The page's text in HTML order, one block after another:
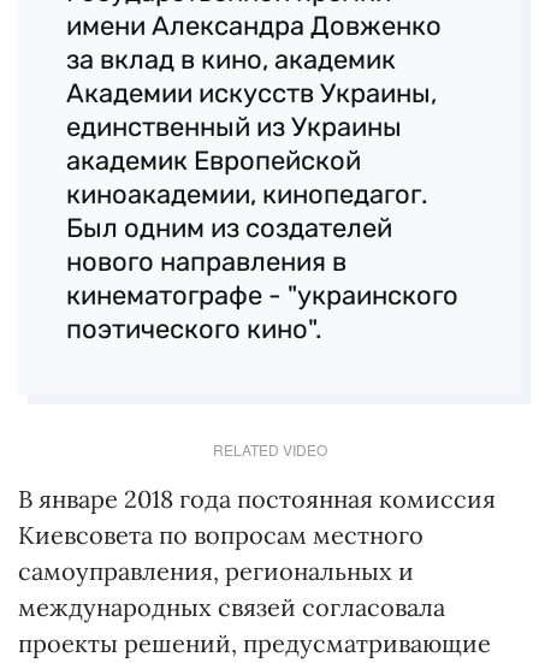
имени Александра Довженко
за вклад в кино, академик
Академии искусств Украины,
единственный из Украины
академик Европейской
киноакадемии, кинопедагог.
Был одним из создателей
нового направления в
кинематографе - "украинского
поэтического кино".
RELATED VIDEO
В январе 2018 года постоянная комиссия
Киевсовета по вопросам местного
самоуправления, региональных и
международных связей согласовала
проекты решений, предусматривающие